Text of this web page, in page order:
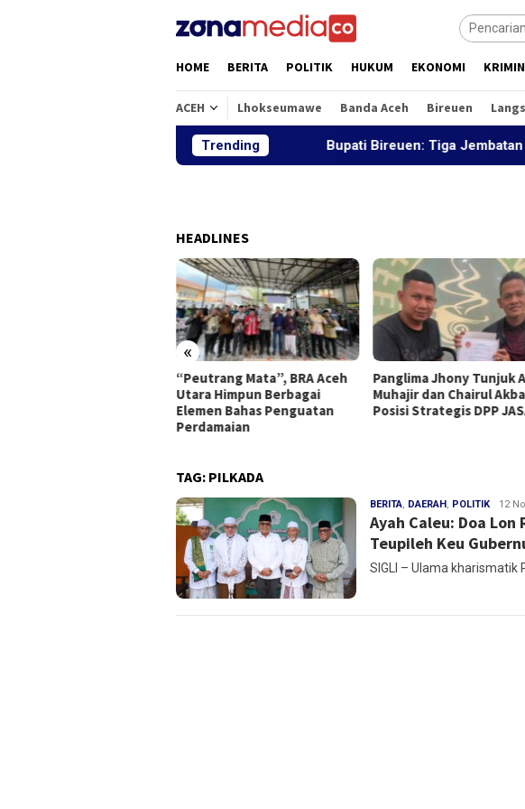
HOME BERITA POLITIK HUKUM EKONOMI
ACEH Lhokseumawe Banda Aceh Bireuen
Trending Bupati Bireuen: Tiga Jembatan
HEADLINES
«
“Peutrang Mata”, BRA Aceh
Utara Himpun Berbagai
Elemen Bahas Penguatan
Perdamaian
Panglima Jhony Tunjuk
Muhajir dan Chairul
Posisi Strategis DPP
TAG: PILKADA
BERITA, DAERAH, POLITIK 12
Ayah Caleu: Doa
Teupileh Keu
SIGLI – Ulama kharismatik